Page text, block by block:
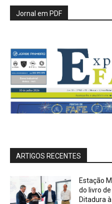
Jornal em PDF
ARTIGOS RECENTES
Estação
do livro
Ditadura